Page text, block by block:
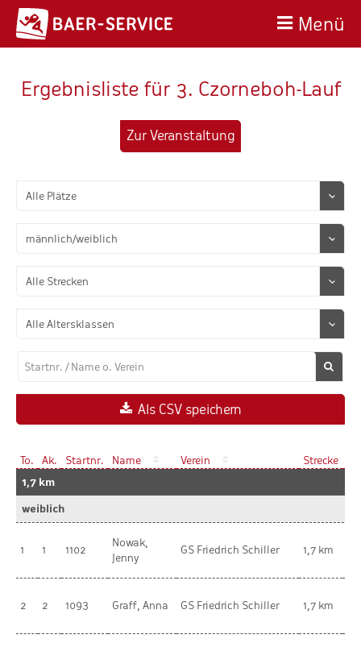
Menü
Ergebnisliste für 3. Czorneboh-Lauf
Zur Veranstaltung
Als CSV speichern
To. Ak. Startnr. Name Verein Strecke
1,7 km
weiblich
1 1 1102
Nowak,
Jenny
GS Friedrich Schiller 1,7 km
2 2 1093 Graff, Anna GS Friedrich Schiller 1,7 km